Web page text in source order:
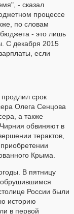
- сказал
процессе
по словам
- это лишь
С декабря 2015
если
срок
Олега Сенцова
а также
обвиняют в
терактов,
Крыма.
В пятницу
обрушившимся
России были
историю
в первой